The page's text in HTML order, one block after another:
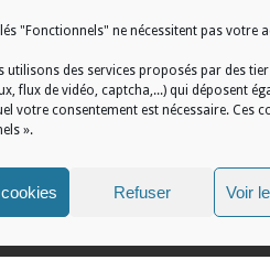
"Fonctionnels" ne nécessitent pas votre
utilisons des services proposés par des
flux de vidéo, captcha,...) qui déposent
votre consentement est nécessaire. Ces
».
Refuser Voir